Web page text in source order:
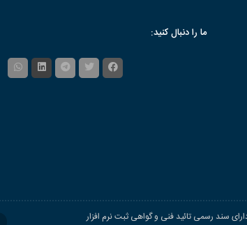
ما را دنبال کنید:
سند رسمی تائید فنی و گواهی ثبت نرم افزار